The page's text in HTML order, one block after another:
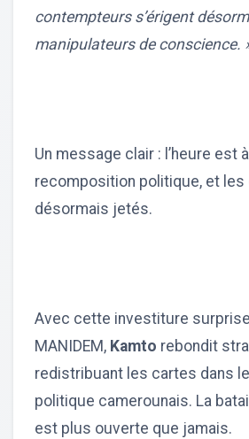
contempteurs s’érigent
manipulateurs de conscience.
Un message clair : l’heure est
recomposition politique, et
désormais jetés.
Avec cette investiture
MANIDEM, Kamto rebondit
redistribuant les cartes dans
politique camerounais. La
est plus ouverte que jamais.